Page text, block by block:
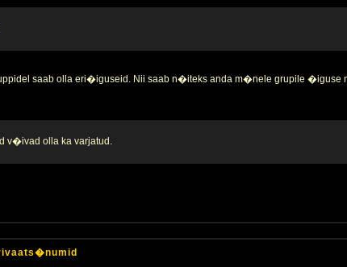
saab olla eri�iguseid. Nii saab n�iteks anda m�nele grupile �iguse
v�ivad olla ka varjatud.